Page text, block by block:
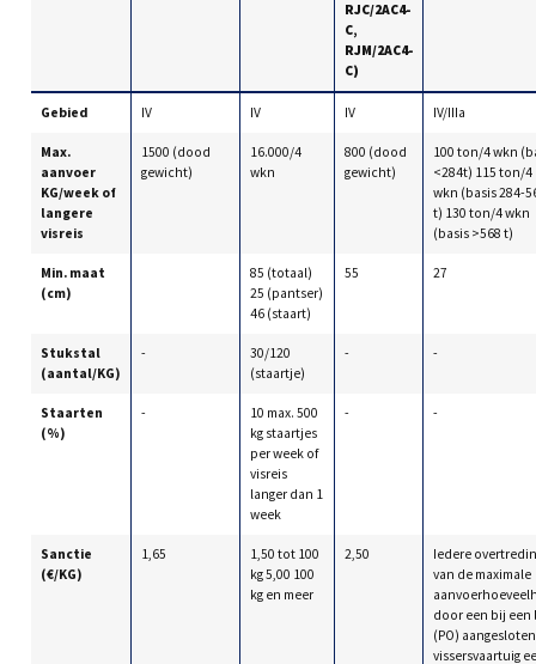
RJC/2AC4-
C,
RJM/2AC4-
C)
Gebied IV IV IV IV/IIIa
Max.
aanvoer
KG/week of
langere
visreis
1500 (dood
gewicht)
16.000/4
wkn
800 (dood
gewicht)
100 ton/4 wkn
<284t) 115 ton/4
wkn (basis 284-
t) 130 ton/4 wkn
(basis >568 t)
Min. maat
(cm)
85 (totaal)
25 (pantser)
46 (staart)
55 27
Stukstal
(aantal/KG)
-
30/120
(staartje)
- -
Staarten
(%)
-
10 max. 500
kg staartjes
per week of
visreis
langer dan 1
week
- -
Sanctie
(€/KG)
1,65
1,50 tot 100
kg 5,00 100
kg en meer
2,50
Iedere
van de maximale
door een bij een
(PO) aangesloten
vissersvaartuig